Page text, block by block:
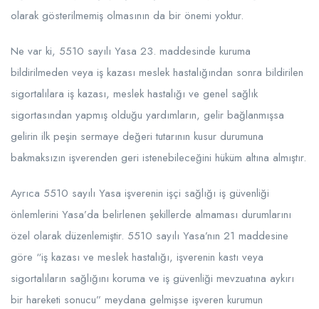
olarak gösterilmemiş olmasının da bir önemi yoktur.
Ne var ki, 5510 sayılı Yasa 23. maddesinde kuruma
bildirilmeden veya iş kazası meslek hastalığından sonra bildirilen
sigortalılara iş kazası, meslek hastalığı ve genel sağlık
sigortasından yapmış olduğu yardımların, gelir bağlanmışsa
gelirin ilk peşin sermaye değeri tutarının kusur durumuna
bakmaksızın işverenden geri istenebileceğini hüküm altına almıştır.
Ayrıca 5510 sayılı Yasa işverenin işçi sağlığı iş güvenliği
önlemlerini Yasa’da belirlenen şekillerde almaması durumlarını
özel olarak düzenlemiştir. 5510 sayılı Yasa’nın 21 maddesine
göre “iş kazası ve meslek hastalığı, işverenin kastı veya
sigortalıların sağlığını koruma ve iş güvenliği mevzuatına aykırı
bir hareketi sonucu” meydana gelmişse işveren kurumun